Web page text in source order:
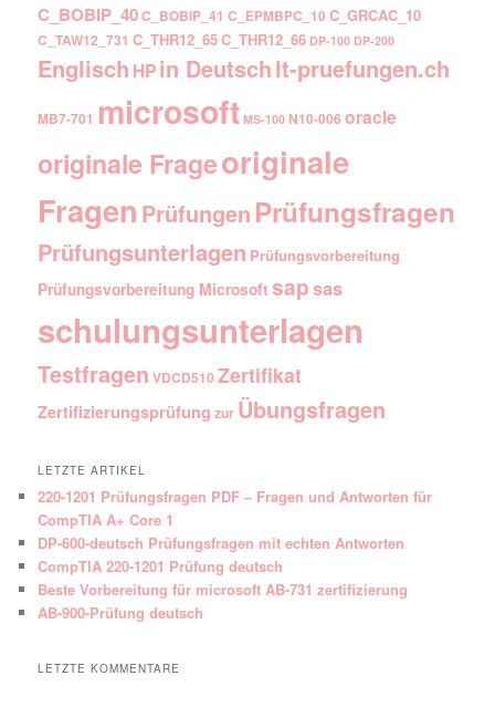
C_BOBIP_40C_BOBIP_41 C_EPMBPC_10 C_GRCAC_10
C_TAW12_731 C_THR12_65C_THR12_66 DP-100 DP-200
Englisch HPin DeutschIt-pruefungen.ch
MB7-701 microsoft MS-100 N10-006 oracle
originale Frageoriginale
Fragen Prüfungen Prüfungsfragen
Prüfungsunterlagen Prüfungsvorbereitung
Prüfungsvorbereitung Microsoft sapsas
schulungsunterlagen
Testfragen VDCD510 Zertifikat
Zertifizierungsprüfung zur Übungsfragen
LETZTE ARTIKEL
220-1201 Prüfungsfragen PDF – Fragen und Antworten für
CompTIA A+ Core 1
DP-600-deutsch Prüfungsfragen mit echten Antworten
CompTIA 220-1201 Prüfung deutsch
Beste Vorbereitung für microsoft AB-731 zertifizierung
AB-900-Prüfung deutsch
LETZTE KOMMENTARE